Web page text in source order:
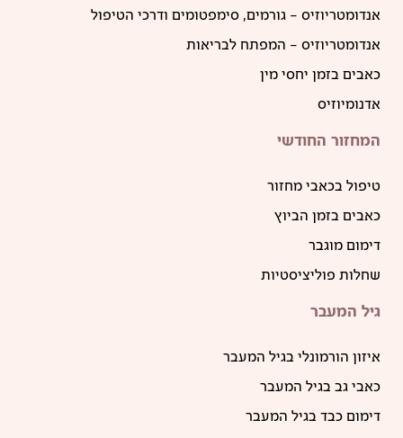
אנדומטריוזיס – גורמים, סימפטומים ודרכי הטיפול
אנדומטריוזיס – המפתח לבריאות
כאבים בזמן יחסי מין
אדנומיוזיס
המחזור החודשי
טיפול בכאבי מחזור
כאבים בזמן הביוץ
דימום מוגבר
שחלות פוליציסטיות
גיל המעבר
איזון הורמונלי בגיל המעבר
כאבי גב בגיל המעבר
דימום כבד בגיל המעבר